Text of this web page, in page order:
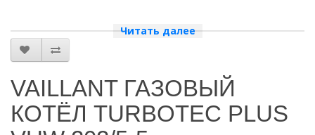
202/5-5 является его экономичность. Котел оснащен
современной системой управления, которая позволяет точно
газа и уменьшает затраты на отопление.
Кроме того, Vaillant turboTEC plus VUW 202/5-5 отличается
высокой надежностью и долговечностью. Корпус котла
Читать далее
VAILLANT ГАЗОВЫЙ
КОТЁЛ TURBOTEC PLUS